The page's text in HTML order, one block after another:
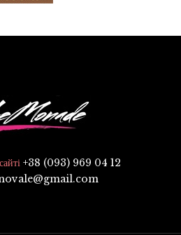
+38 (093) 969 04 12